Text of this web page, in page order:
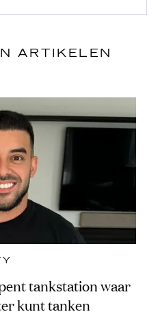
ARTIKELEN
tankstation waar
kunt tanken